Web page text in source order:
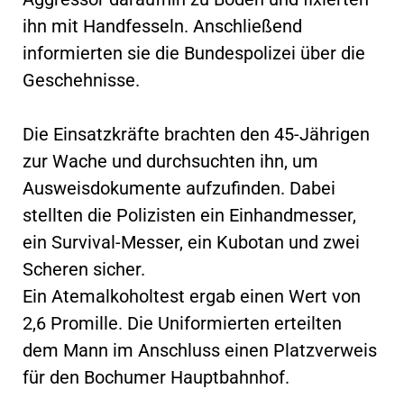
ihn mit Handfesseln. Anschließend
informierten sie die Bundespolizei über die
Geschehnisse.
Die Einsatzkräfte brachten den 45-Jährigen
zur Wache und durchsuchten ihn, um
Ausweisdokumente aufzufinden. Dabei
stellten die Polizisten ein Einhandmesser,
ein Survival-Messer, ein Kubotan und zwei
Scheren sicher.
Ein Atemalkoholtest ergab einen Wert von
2,6 Promille. Die Uniformierten erteilten
dem Mann im Anschluss einen Platzverweis
für den Bochumer Hauptbahnhof.